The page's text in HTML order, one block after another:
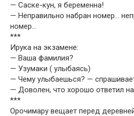
— Саске-кун, я беременна!
— Неправильно набран номер…
номер…
***
Ирука на экзамене:
— Ваша фамилия?
— Узумаки ( улыбаясь)
— Чему улыбаешься? —
— Доволен, что хорошо ответил
***
Орочимару вещает перед